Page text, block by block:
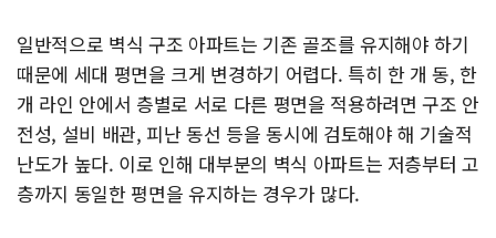
일반적으로 벽식 구조 아파트는 기존 골조를 유지해야 하기
때문에 세대 평면을 크게 변경하기 어렵다. 특히 한 개 동, 한
개 라인 안에서 층별로 서로 다른 평면을 적용하려면 구조 안
전성, 설비 배관, 피난 동선 등을 동시에 검토해야 해 기술적
난도가 높다. 이로 인해 대부분의 벽식 아파트는 저층부터 고
층까지 동일한 평면을 유지하는 경우가 많다.